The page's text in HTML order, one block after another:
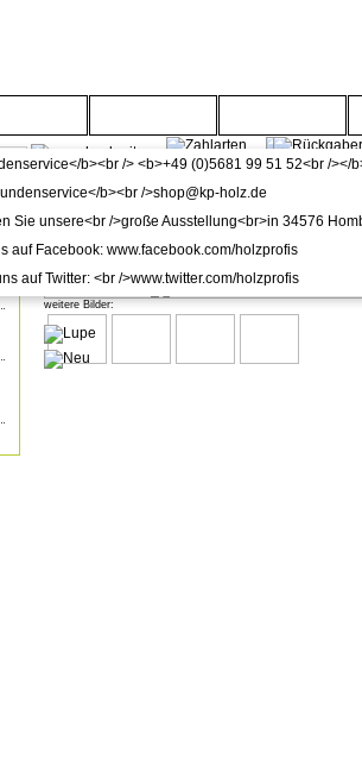
Sichtschutzelemente
WPC / BPC Sichtschutzzaun
weitere Bilder: